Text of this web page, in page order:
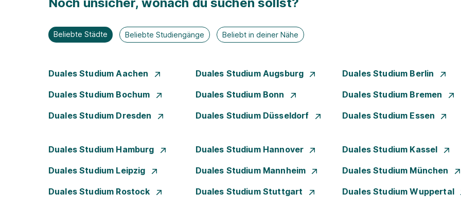
Beliebte Städte Beliebte Studiengänge Beliebt in deiner Nähe
Duales Studium Aachen Duales Studium Augsburg Duales Studium Berlin
Duales Studium Bochum Duales Studium Bonn Duales Studium Bremen
Duales Studium Dresden Duales Studium Düsseldorf Duales Studium Essen
Duales Studium Hamburg Duales Studium Hannover Duales Studium Kassel
Duales Studium Leipzig Duales Studium Mannheim Duales Studium München
Duales Studium Rostock Duales Studium Stuttgart Duales Studium Wuppertal